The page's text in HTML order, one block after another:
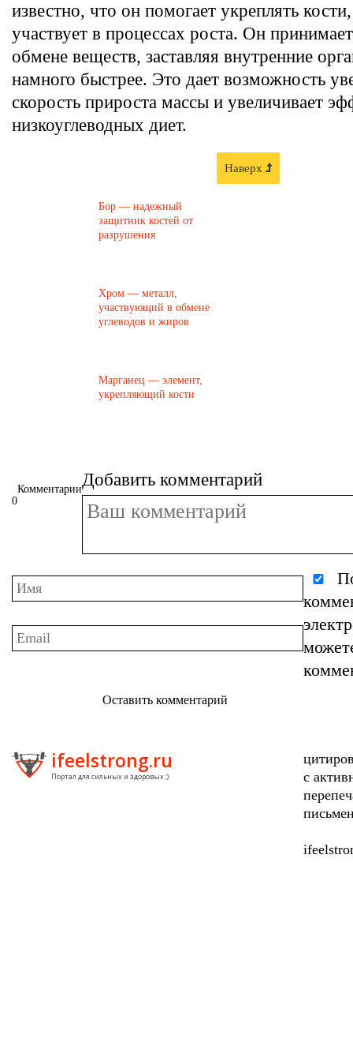
известно, что он помогает укреплять
участвует в процессах роста. Он
обмене веществ, заставляя внутренние
намного быстрее. Это дает возможность
скорость прироста массы и увеличивает
низкоуглеводных диет.
Наверх
Бор — надежный
защитник костей от
разрушения
Хром — металл,
участвующий в обмене
углеводов и жиров
Марганец — элемент,
укрепляющий кости
Комментарии
0
Добавить комментарий
Оставить комментарий
ifeelstrong.ru
Портал для сильных и здоровых ;)
с